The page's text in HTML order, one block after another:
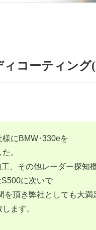
コーティング
にBMW･330eを
。
、その他レーダー探知
に次いで
頂き弊社としても大満
ます。